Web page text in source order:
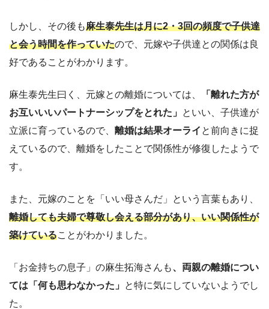
しかし、その後も麻生泰先生は月に2・3回の頻度で子供達
と会う時間を作っていたので、元嫁や子供達との関係は良
好であることがわかります。
麻生泰先生曰く、元嫁との離婚については、
「離れた方が
お互いいいパートナーシップをとれた」 といい、子供達が
立派に育っているので、 離婚は結果オーライ と前向きに捉
えているので、離婚をしたことで関係性が修復したようで
す。
また、元嫁のことを「いい母さんだ」という言葉もあり、
離婚しても夫婦で尊敬し会える部分があり、いい関係性が
築けていることがわかりました。
「お金持ちの息子」の麻生拓海さんも、両親の離婚につい
ては「何も思わなかった」 と特に気にしていないようでし
た。